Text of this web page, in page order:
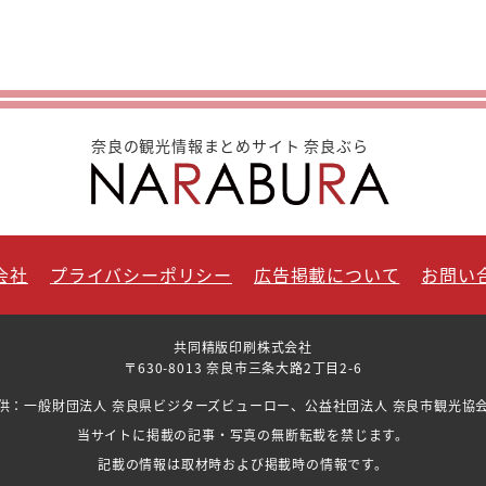
奈良の観光情報まとめサイト 奈良ぶら
社 プライバシーポリシー 広告掲載について お問い
共同精版印刷株式会社
〒630-8013 奈良市三条大路2丁目2-6
：一般財団法人 奈良県ビジターズビューロー、公益社団法人 奈良市観光
当サイトに掲載の記事・写真の無断転載を禁じます。
記載の情報は取材時および掲載時の情報です。